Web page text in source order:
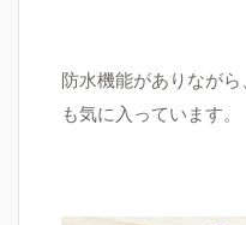
防水機能がありなが
も気に入っています。